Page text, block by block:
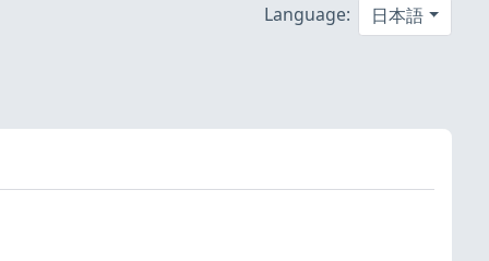
Language: 日本語